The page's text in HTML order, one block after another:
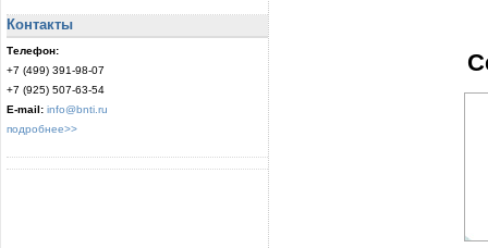
Контакты
Телефон:
+7 (499) 391-98-07
+7 (925) 507-63-54
E-mail: info@bnti.ru
подробнее>>